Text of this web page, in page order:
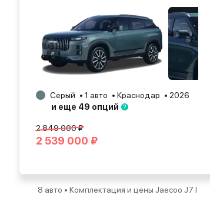
Серый 1 авто Краснодар
2026
и еще 49 опций
2 849 000 ₽
2 539 000 ₽
8 авто • Комплектация и цены Jaecoo J7 I